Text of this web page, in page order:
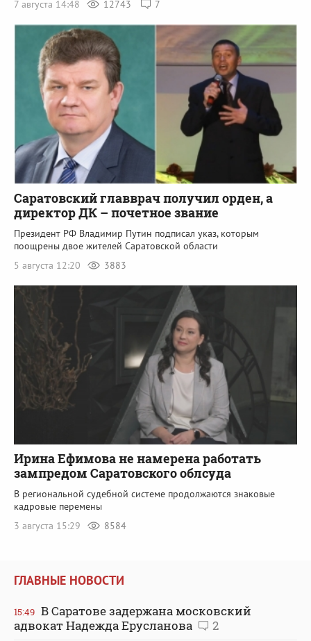
7 августа 14:48 12743 7
Саратовский главврач получил орден, а
директор ДК – почетное звание
Президент РФ Владимир Путин подписал указ, которым
поощрены двое жителей Саратовской области
5 августа 12:20
3883
Ирина Ефимова не намерена работать
зампредом Саратовского облсуда
В региональной судебной системе продолжаются знаковые
кадровые перемены
3 августа 15:29
8584
ГЛАВНЫЕ НОВОСТИ
15:49 В Саратове задержана московский
адвокат Надежда Ерусланова
2